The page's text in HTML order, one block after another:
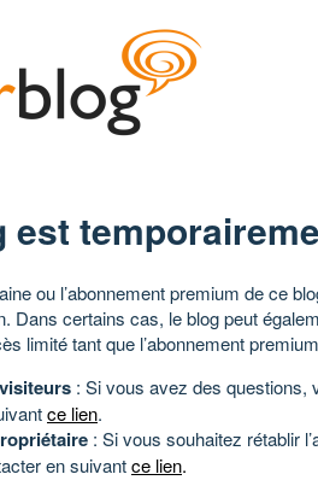
est
ou l’abonnement premium de ce
Dans certains cas, le blog peut
limité tant que l’abonnement
: Si vous avez des questions,
ce lien.
: Si vous souhaitez rétablir
en suivantce lien.